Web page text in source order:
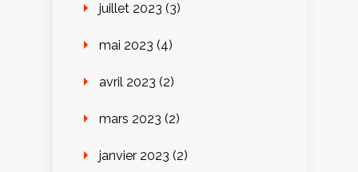
juillet 2023 (3)
mai 2023 (4)
avril 2023 (2)
mars 2023 (2)
janvier 2023 (2)